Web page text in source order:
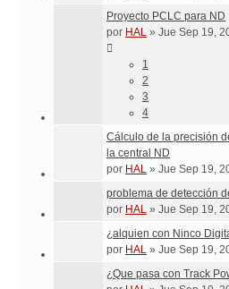
Proyecto PCLC para ND
por HAL » Jue Sep 19,
1
2
3
4
Cálculo de la precisión
la central ND
por HAL » Jue Sep 19,
problema de detección
por HAL » Jue Sep 19,
¿alquien con Ninco
por HAL » Jue Sep 19,
¿Que pasa con Track